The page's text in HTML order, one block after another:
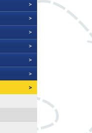
>
>
>
>
>
>
>